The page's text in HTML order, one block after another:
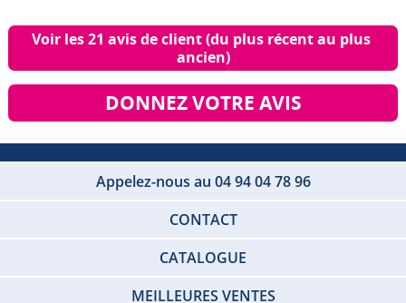
Voir les 21 avis de client (du plus récent au plus
ancien)
DONNEZ VOTRE AVIS
Appelez-nous au 04 94 04 78 96
CONTACT
CATALOGUE
MEILLEURES VENTES